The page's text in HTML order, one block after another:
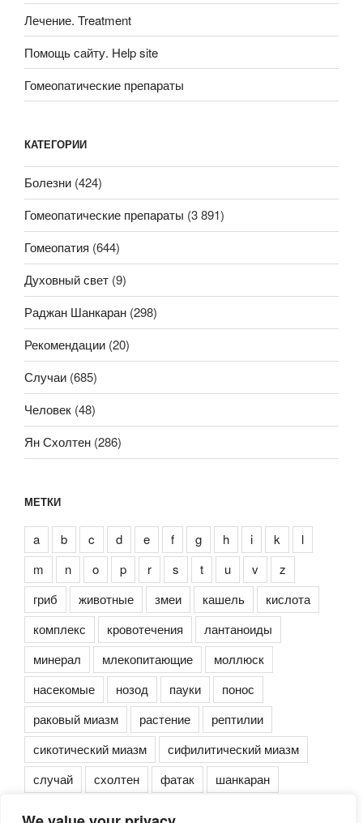
Лечение. Treatment
Помощь сайту. Help site
Гомеопатические препараты
КАТЕГОРИИ
Болезни (424)
Гомеопатические препараты (3 891)
Гомеопатия (644)
Духовный свет (9)
Раджан Шанкаран (298)
Рекомендации (20)
Случаи (685)
Человек (48)
Ян Схолтен (286)
МЕТКИ
a b c d e f g h i k
l
m
n o p r s t u v
z
гриб
животные змеи кашель
кислота
комплекс
кровотечения
лантаноиды
минерал
млекопитающие
моллюск
насекомые
нозод пауки
понос
раковый миазм
растение
рептилии
сикотический миазм
сифилитический миазм
случай
схолтен фатак шанкаран